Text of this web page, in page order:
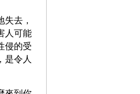
去，
人可能
侵的受
是令人